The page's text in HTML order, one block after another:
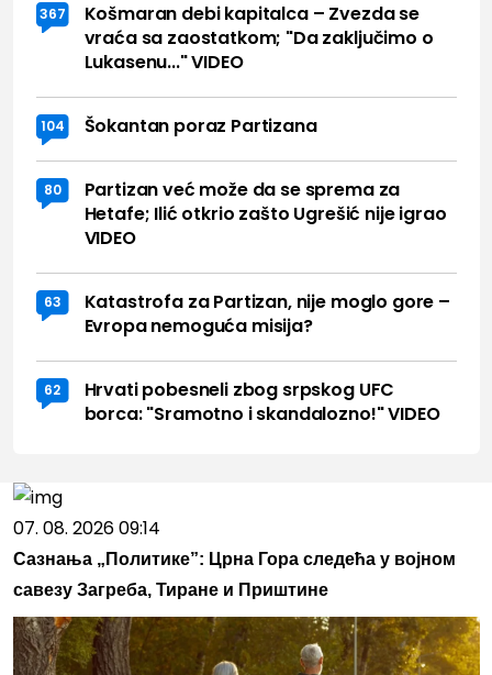
367
Košmaran debi kapitalca – Zvezda se
vraća sa zaostatkom; "Da zaključimo o
Lukasenu..." VIDEO
104 Šokantan poraz Partizana
80
Partizan već može da se sprema za
Hetafe; Ilić otkrio zašto Ugrešić nije igrao
VIDEO
63
Katastrofa za Partizan, nije moglo gore –
Evropa nemoguća misija?
62
Hrvati pobesneli zbog srpskog UFC
borca: "Sramotno i skandalozno!" VIDEO
07. 08. 2026 09:14
Сазнања „Политике”: Црна Гора следећа у војном
савезу Загреба, Тиране и Приштине